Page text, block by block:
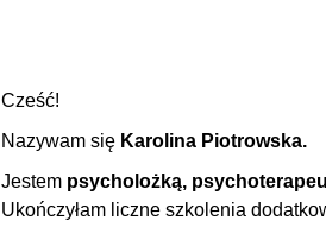
Cześć!
Nazywam się Karolina Piotrowska.
Jestem psycholożką,
Ukończyłam liczne szkolenia